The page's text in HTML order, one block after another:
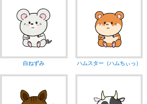
白ねずみ ハムスター（ハムちぃっ）